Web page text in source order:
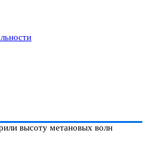
высоту метановых волн